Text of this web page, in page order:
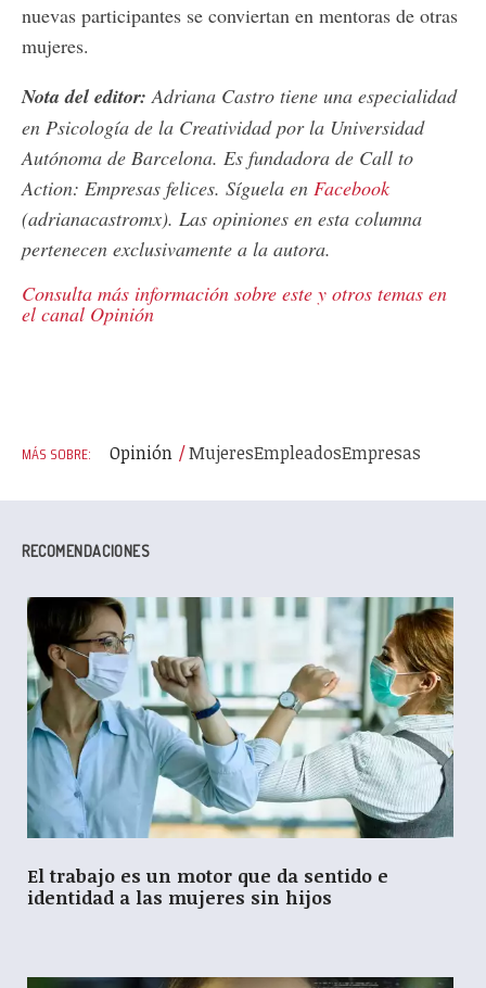
nuevas participantes se conviertan en mentoras de otras
mujeres.
Nota del editor: Adriana Castro tiene una especialidad
en Psicología de la Creatividad por la Universidad
Autónoma de Barcelona. Es fundadora de Call to
Action: Empresas felices. Síguela en Facebook
(adrianacastromx). Las opiniones en esta columna
pertenecen exclusivamente a la autora.
Consulta más información sobre este y otros temas en
el canal Opinión
Opinión MujeresEmpleadosEmpresas
RECOMENDACIONES
El trabajo es un motor que da sentido e
identidad a las mujeres sin hijos